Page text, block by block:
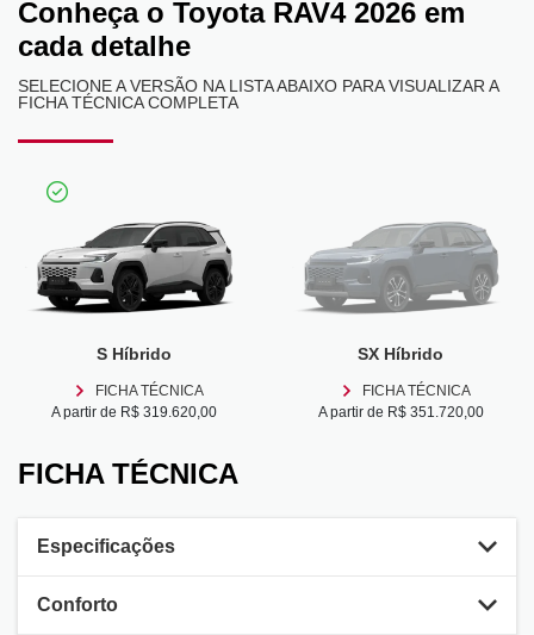
Conheça o Toyota RAV4 2026 em
cada detalhe
SELECIONE A VERSÃO NA LISTA ABAIXO PARA VISUALIZAR A
FICHA TÉCNICA COMPLETA
S Híbrido
FICHA TÉCNICA
A partir de R$ 319.620,00
SX Híbrido
FICHA TÉCNICA
A partir de R$ 351.720,00
FICHA TÉCNICA
Especificações
Conforto